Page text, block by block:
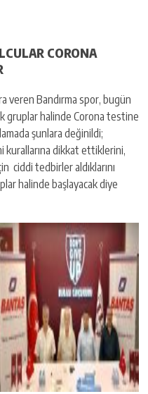
CORONA
veren Bandırma spor, bugün
gruplar halinde Corona testine
şunlara değinildi;
kurallarına dikkat ettiklerini,
ciddi tedbirler aldıklarını
halinde başlayacak diye